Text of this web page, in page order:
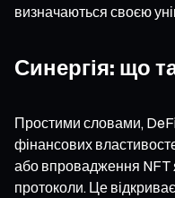
визначаються своєю
Синергія: що
Простими словами,
фінансових
або впровадження NFT
протоколи. Це